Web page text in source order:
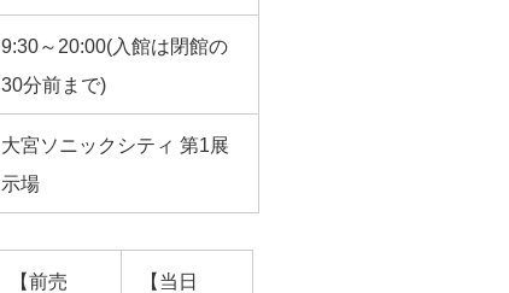
9:30～20:00(入館は閉館の
30分前まで)
大宮ソニックシティ 第1展
示場
【前売
【当日